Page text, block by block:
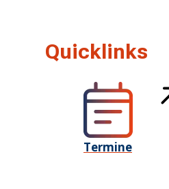
Quicklinks
Termine